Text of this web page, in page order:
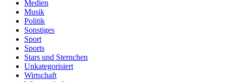
Medien
Musik
Politik
Sonstiges
Sport
Sports
Stars und Sternchen
Unkategorisiert
Wirtschaft